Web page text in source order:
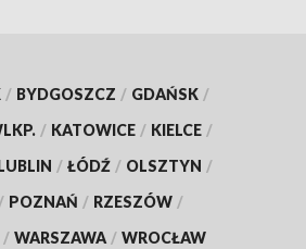
/ BYDGOSZCZ / GDAŃSK /
/ KATOWICE / KIELCE /
/ ŁÓDŹ / OLSZTYN /
/ POZNAŃ / RZESZÓW /
/ WARSZAWA / WROCŁAW